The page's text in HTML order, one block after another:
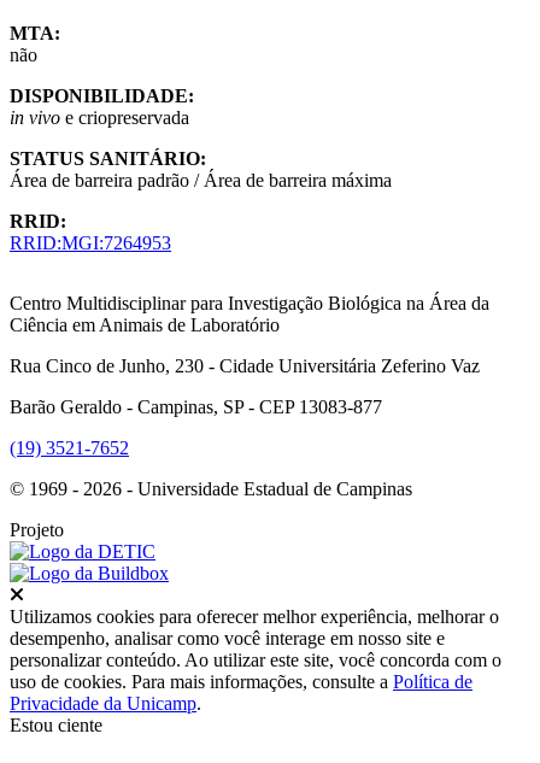
MTA:
não
DISPONIBILIDADE:
in vivo e criopreservada
STATUS SANITÁRIO:
Área de barreira padrão / Área de barreira máxima
RRID:
RRID:MGI:7264953
Centro Multidisciplinar para Investigação Biológica na Área da
Ciência em Animais de Laboratório
Rua Cinco de Junho, 230 - Cidade Universitária Zeferino Vaz
Barão Geraldo - Campinas, SP - CEP 13083-877
(19) 3521-7652
© 1969 - 2026 - Universidade Estadual de Campinas
Projeto
Utilizamos cookies para oferecer melhor experiência, melhorar o
desempenho, analisar como você interage em nosso site e
personalizar conteúdo. Ao utilizar este site, você concorda com o
uso de cookies. Para mais informações, consulte a Política de
Privacidade da Unicamp.
Estou ciente